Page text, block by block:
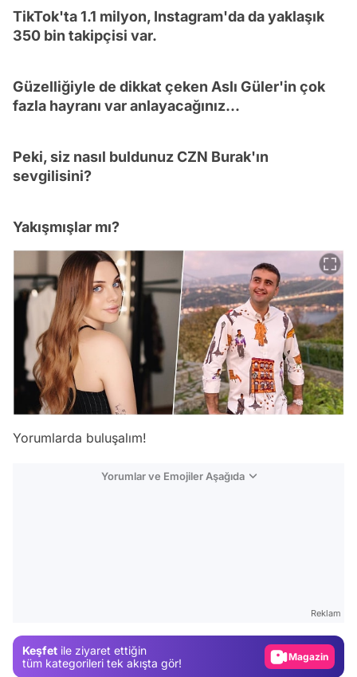
TikTok'ta 1.1 milyon, Instagram'da da yaklaşık
350 bin takipçisi var.
Güzelliğiyle de dikkat çeken Aslı Güler'in çok
fazla hayranı var anlayacağınız...
Peki, siz nasıl buldunuz CZN Burak'ın
sevgilisini?
Yakışmışlar mı?
Yorumlarda buluşalım!
Yorumlar ve Emojiler Aşağıda
Reklam
Keşfet ile ziyaret ettiğin
tüm kategorileri tek akışta gör!
Gündem
Magazin
Video